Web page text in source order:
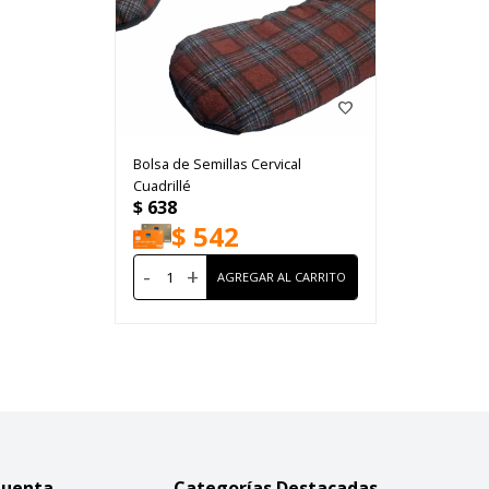
Bolsa de Semillas Cervical
Cuadrillé
$ 638
$ 542
- +